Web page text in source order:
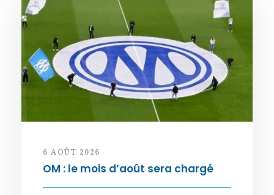
6 AOÛT 2026
OM : le mois d’août sera chargé